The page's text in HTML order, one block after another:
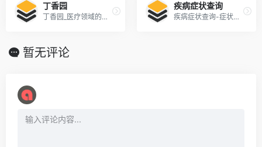
丁香园
丁香园_医疗领域的连接者_丁香园生物医药科技网
疾病症状查询
疾病症状查询-症状查询-家庭医生在线
暂无评论